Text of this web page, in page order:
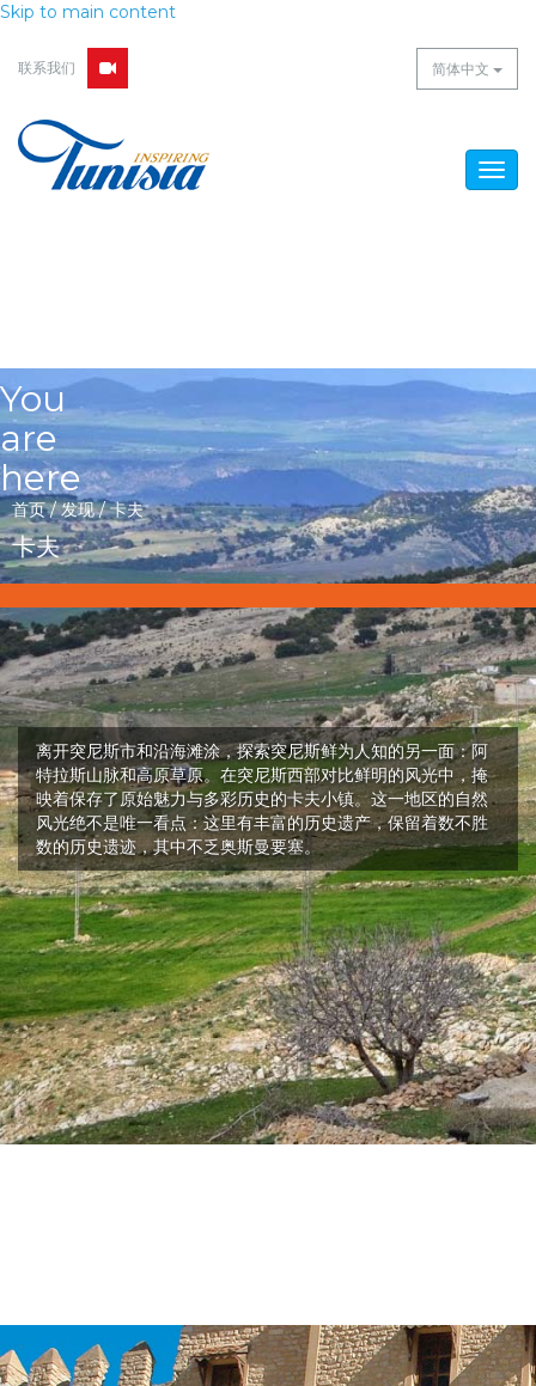
Skip to main content
简体中文
联系我们
You
are
here
首页 / 发现 / 卡夫
卡夫
离开突尼斯市和沿海滩涂，探索突尼斯鲜为人知的另一面：阿
特拉斯山脉和高原草原。在突尼斯西部对比鲜明的风光中，掩
映着保存了原始魅力与多彩历史的卡夫小镇。这一地区的自然
风光绝不是唯一看点：这里有丰富的历史遗产，保留着数不胜
数的历史遗迹，其中不乏奥斯曼要塞。